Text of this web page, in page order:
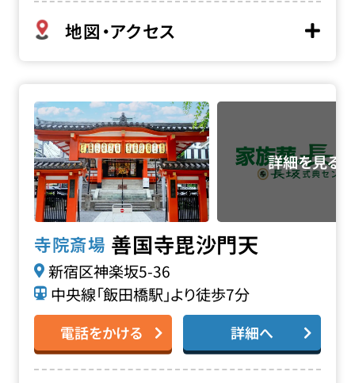
地図・アクセス
寺院斎場 善国寺毘沙門天
新宿区神楽坂5-36
中央線「飯田橋駅」より徒歩7分
電話をかける 詳細へ